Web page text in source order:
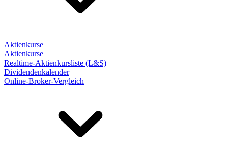
Aktienkurse
Aktienkurse
Realtime-Aktienkursliste (L&S)
Dividendenkalender
Online-Broker-Vergleich